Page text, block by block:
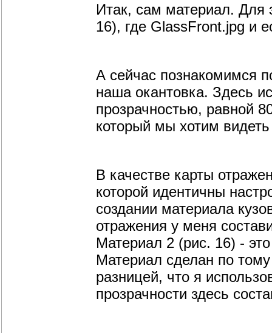
Итак, сам материал. Для
16), где GlassFront.jpg и
А сейчас познакомимся
наша окантовка. Здесь
прозрачностью, равной
который мы хотим
В качестве карты
которой идентичны
создании материала
отражения у меня
Материал 2 (рис. 16) -
Материал сделан по
разницей, что я
прозрачности здесь